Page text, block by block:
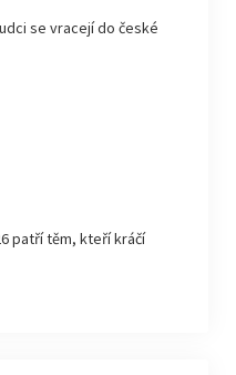
se vracejí do české
patří těm, kteří kráčí